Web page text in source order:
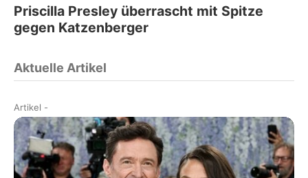
Priscilla Presley überrascht mit Spitze
gegen Katzenberger
Aktuelle Artikel
Artikel -